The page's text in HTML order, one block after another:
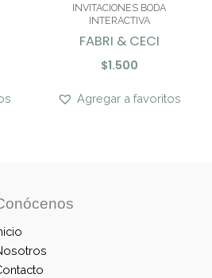
INVITACIONES BODA
INTERACTIVA
FABRI & CECI
$1.500
Agregar a favoritos